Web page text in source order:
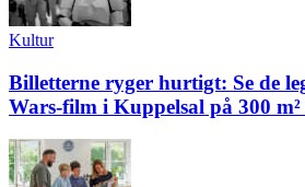
Kultur
Billetterne ryger hurtigt: Se de
Wars-film i Kuppelsal på 300